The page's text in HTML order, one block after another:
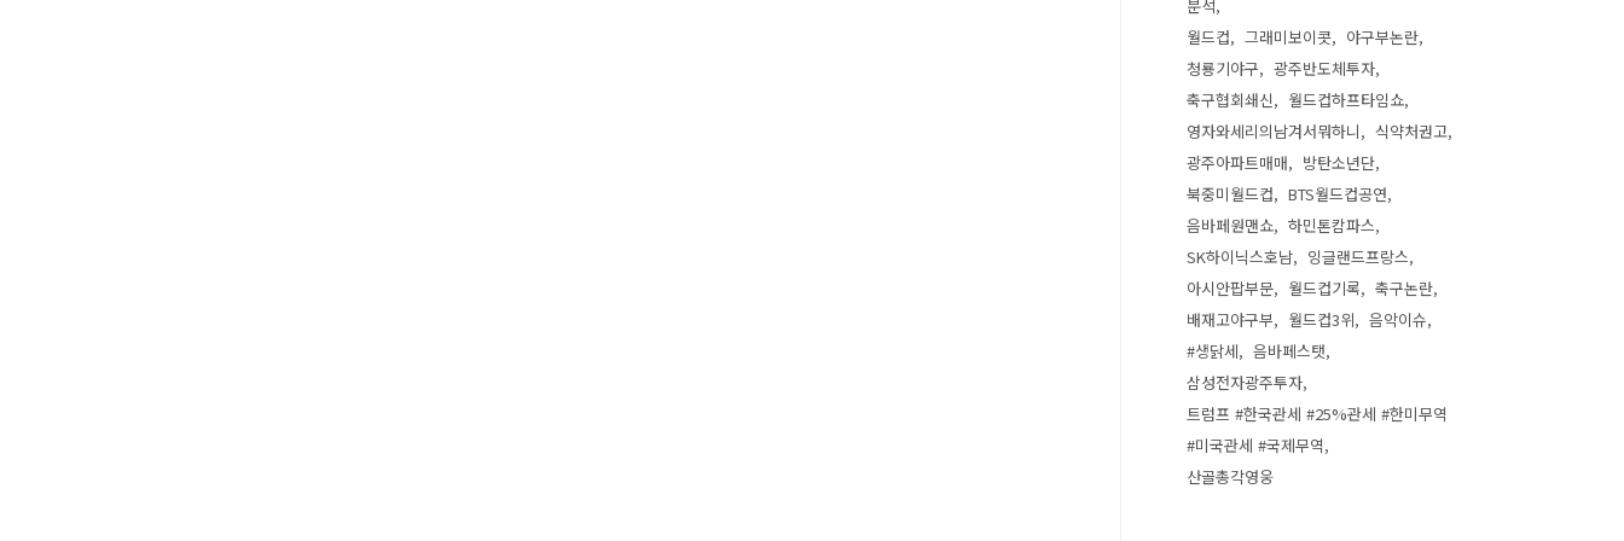
분석
월드컵
그래미보이콧
야구부논란
청룡기야구
광주반도체투자
축구협회쇄신
월드컵하프타임쇼
영자와세리의남겨서뭐하니
식약처권고
광주아파트매매
방탄소년단
북중미월드컵
BTS월드컵공연
음바페원맨쇼
하민톤캄파스
SK하이닉스호남
잉글랜드프랑스
아시안팝부문
월드컵기록
축구논란
배재고야구부
월드컵3위
음악이슈
#생닭세
음바페스탯
삼성전자광주투자
트럼프 #한국관세 #25%관세 #한미무역
#미국관세 #국제무역
산골총각영웅